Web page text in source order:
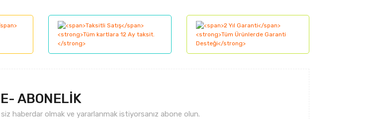
E- ABONELİK
haberdar olmak ve yararlanmak istiyorsanız abone olun.